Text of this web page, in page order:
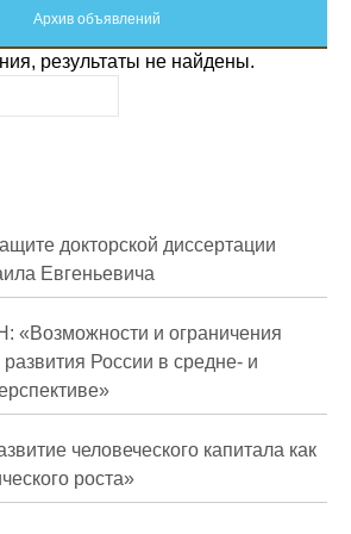
коррупции
для СМИ
прогнозирования
журналов
Архив объявлений
результаты не найдены.
докторской диссертации
Евгеньевича
и ограничения
развития России в средне- и
человеческого капитала как
роста»